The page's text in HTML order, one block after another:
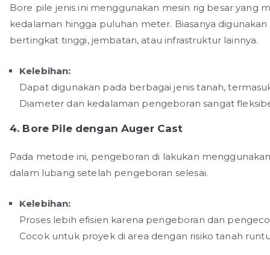
Bore pile jenis ini menggunakan mesin rig besar yang
kedalaman hingga puluhan meter. Biasanya
bertingkat tinggi, jembatan, atau infrastruktur lainnya.
Kelebihan:
Dapat digunakan pada berbagai jenis tanah,
Diameter dan kedalaman pengeboran sangat
4. Bore Pile dengan Auger Cast
Pada metode ini, pengeboran di lakukan
dalam lubang setelah pengeboran selesai.
Kelebihan:
Proses lebih efisien karena pengeboran dan
Cocok untuk proyek di area dengan risiko tanah